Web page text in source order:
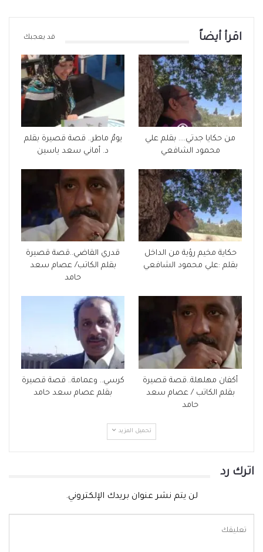
اقرأ أيضاً قد يعجبك
من حكايا جدتي…. بقلم علي
محمود الشافعي
يومٌ ماطر.. قصة قصيرة بقلم
د. أماني سعد ياسين
حكاية مخيم رؤية من الداخل
بقلم :علي محمود الشافعي
قدري القاضي..قصة قصيرة
بقلم الكاتب/ عصام سعد
حامد
أكفان مهلهلة..قصة قصيرة
بقلم الكاتب / عصام سعد
حامد
كرسي.. وعمامة.. قصة قصيرة
بقلم عصام سعد حامد
تحميل المزيد
اترك رد
لن يتم نشر عنوان بريدك الإلكتروني.